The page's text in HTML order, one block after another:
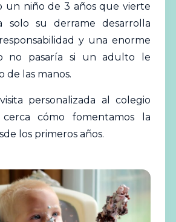
un niño de 3 años que vierte
solo su derrame desarrolla
y una enorme
no pasaría si un adulto le
de las manos.
personalizada al colegio
cómo fomentamos la
los primeros años.